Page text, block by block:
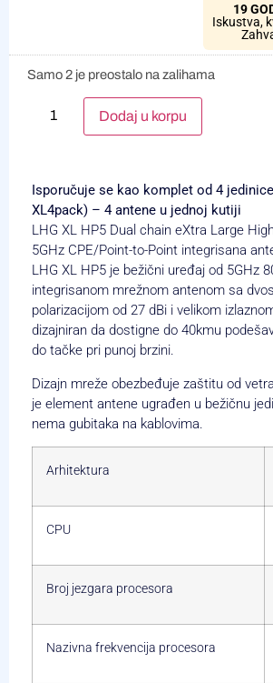
19
Iskustva,
Samo 2 je preostalo na zalihama
Dodaj u korpu
Isporučuje se kao komplet od 4 jedinice
XL4pack) – 4 antene u jednoj kutiji
LHG XL HP5 Dual chain eXtra Large
5GHz CPE/Point-to-Point integrisana
LHG XL HP5 je bežični uređaj od 5GHz
integrisanom mrežnom antenom sa
polarizacijom od 27 dBi i velikom
dizajniran da dostigne do 40kmu
do tačke pri punoj brzini.
Dizajn mreže obezbeđuje zaštitu od
je element antene ugrađen u bežičnu
nema gubitaka na kablovima.
Arhitektura
CPU
Broj jezgara procesora
Nazivna frekvencija procesora